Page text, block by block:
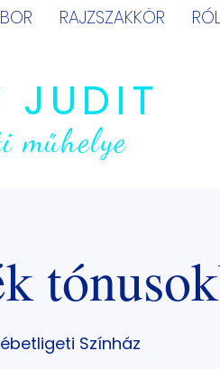
RAJZSZAKKÖR
JUDIT
műhelye
Színház